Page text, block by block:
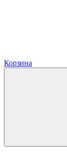
Корзина